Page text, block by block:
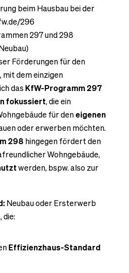
beim Hausbau bei der
296
297 und 298
Förderungen für den
mit dem einzigen
das KfW-Programm 297
fokussiert, die ein
für deneigenen
oder erwerben möchten.
298 hingegen fördert den
Wohngebäude,
werden, bspw. also zur
Neubau oder Ersterwerb
die:
Effizienzhaus-Standard